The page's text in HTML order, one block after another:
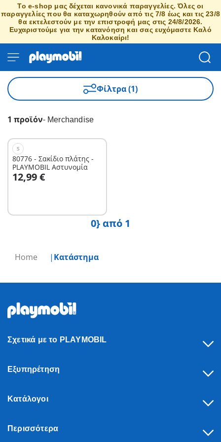
Το e-shop μας δέχεται κανονικά παραγγελίες. Όλες οι
παραγγελίες που θα καταχωρηθούν από τις 7/8 έως και τις 23/8
θα εκτελεστούν με την επιστροφή μας στις 24/8/2026.
Ευχαριστούμε για την κατανόηση και σας ευχόμαστε Καλό
Καλοκαίρι!
Home Κατάστημα
Φίλτρα (1)
1 προϊόν- Merchandise
S
80776 - Σακίδιο πλάτης -
PLAYMOBIL Αστυνομία
12,99 €
0} από 1
Σχετικά με το PLAYMOBIL
Εξυπηρέτηση
Κατάλογοι
Περισσότερα